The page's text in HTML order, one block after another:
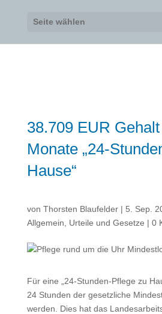
Seite wählen
38.709 EUR
Monate „24-
Hause“
von Thorsten Blaufelder| 5. Sep.
Allgemein
Urteile und Gesetze | 0
Für eine „24-Stunden-Pflege zu
24 Stunden der gesetzliche
werden. Dies hat das